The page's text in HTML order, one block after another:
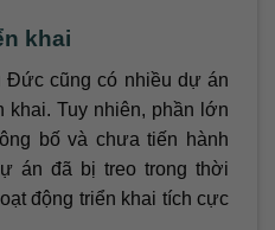
khai
Đức cũng có nhiều dự án
khai. Tuy nhiên, phần lớn
bố và chưa tiến hành
án đã bị treo trong thời
động triển khai tích cực